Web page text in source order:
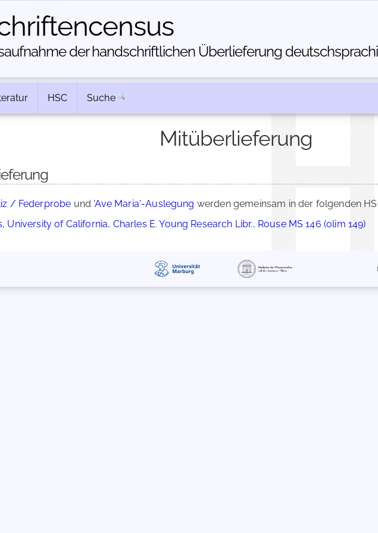
der handschriftlichen Über­lieferung
HSC Suche
Mitüberlieferung
/ Federprobe und 'Ave Maria'-Auslegung werden gemeinsam in der folgenden
University of California, Charles E. Young Research Libr., Rouse MS 146 (olim 149)